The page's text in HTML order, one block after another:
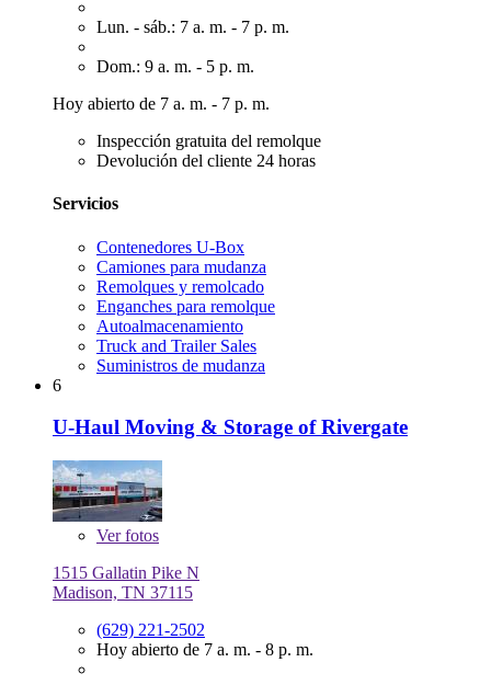
Lun. - sáb.: 7 a. m. - 7 p. m.
Dom.: 9 a. m. - 5 p. m.
Hoy abierto de 7 a. m. - 7 p. m.
Inspección gratuita del remolque
Devolución del cliente 24 horas
Servicios
Contenedores U-Box
Camiones para mudanza
Remolques y remolcado
Enganches para remolque
Autoalmacenamiento
Truck and Trailer Sales
Suministros de mudanza
6
U-Haul Moving & Storage of Rivergate
Verfotos
1515 Gallatin Pike N
Madison, TN 37115
(629) 221-2502
Hoy abierto de 7 a. m. - 8 p. m.